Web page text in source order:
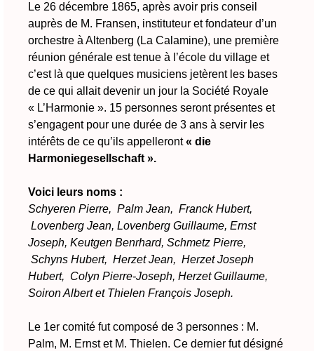
Le 26 décembre 1865, après avoir pris conseil
auprès de M. Fransen, instituteur et fondateur d’un
orchestre à Altenberg (La Calamine), une première
réunion générale est tenue à l’école du village et
c’est là que quelques musiciens jetèrent les bases
de ce qui allait devenir un jour la Société Royale
« L’Harmonie ». 15 personnes seront présentes et
s’engagent pour une durée de 3 ans à servir les
intérêts de ce qu’ils appelleront« die
Harmoniegesellschaft ».
Voici leurs noms :
Schyeren Pierre, Palm Jean, Franck Hubert,
Lovenberg Jean, Lovenberg Guillaume, Ernst
Joseph, Keutgen Benrhard, Schmetz Pierre,
Schyns Hubert, Herzet Jean, Herzet Joseph
Hubert, Colyn Pierre-Joseph, Herzet Guillaume,
Soiron Albert et Thielen François Joseph.
Le 1er comité fut composé de 3 personnes : M.
Palm, M. Ernst et M. Thielen. Ce dernier fut désigné